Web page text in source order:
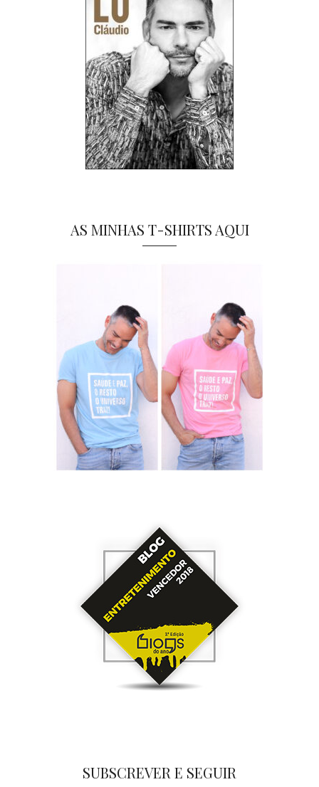
AS MINHAS T-SHIRTS AQUI
SUBSCREVER E SEGUIR